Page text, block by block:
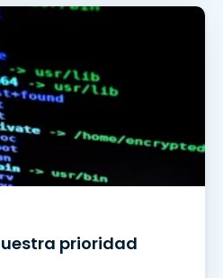
prioridad